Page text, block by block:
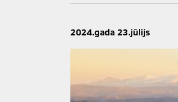
2024.gada 23.jūlijs